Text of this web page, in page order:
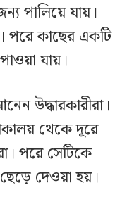
পালিয়ে যায়।
পরে কাছের একটি
যায়।
উদ্ধারকারীরা।
থেকে দূরে
পরে সেটিকে
ছেড়ে দেওয়া হয়।